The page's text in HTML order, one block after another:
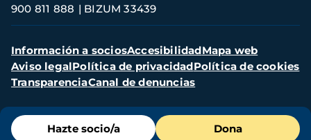
Menú
de
Hazte socio/a Dona
900 811 888
BIZUM 33439
Menú
secundario
Información a sociosAccesibilidadMapa web
Aviso legalPolítica de privacidadPolítica de cookies
TransparenciaCanal de denuncias